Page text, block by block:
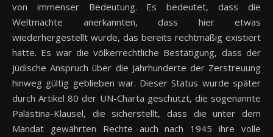
von immenser Bedeutung. Es bedeutet, dass die
Weltmächte anerkannten, dass hier etwas
wiederhergestellt wurde, das bereits rechtmäßig existiert
hatte. Es war die völkerrechtliche Bestätigung, dass der
jüdische Anspruch über die Jahrhunderte der Zerstreuung
hinweg gültig geblieben war. Dieser Status wurde später
durch Artikel 80 der UN-Charta geschützt, die sogenannte
Palästina-Klausel, die sicherstellt, dass die unter dem
Mandat gewährten Rechte auch nach 1945 ihre volle